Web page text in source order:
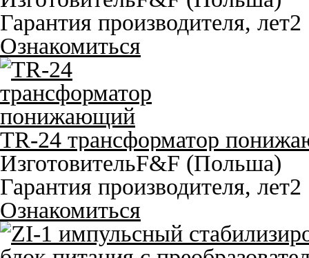
Гарантия производителя, лет2
Ознакомиться
TR-24 трансформатор
ИзготовительF&F (Польша)
Гарантия производителя, лет2
Ознакомиться